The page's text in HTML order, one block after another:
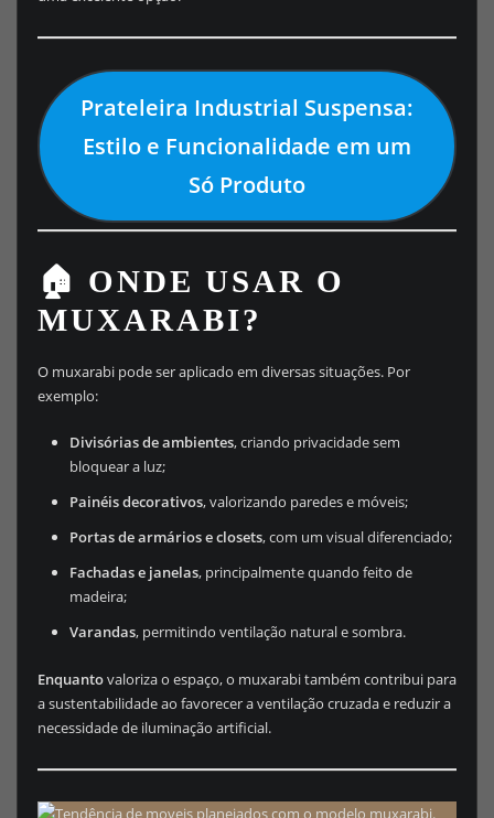
Prateleira Industrial Suspensa:
Estilo e Funcionalidade em um
Só Produto
🏠 ONDE USAR O
MUXARABI?
O muxarabi pode ser aplicado em diversas situações. Por
exemplo:
Divisórias de ambientes, criando privacidade sem
bloquear a luz;
Painéis decorativos, valorizando paredes e móveis;
Portas de armários e closets, com um visual diferenciado;
Fachadas e janelas, principalmente quando feito de
madeira;
Varandas, permitindo ventilação natural e sombra.
Enquantovaloriza o espaço, o muxarabi também contribui para
a sustentabilidade ao favorecer a ventilação cruzada e reduzir a
necessidade de iluminação artificial.